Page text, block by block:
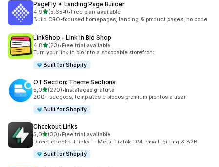
PageFly ✦ Landing Page Builder
4,9de 5 estrelas
(5.654)
5654 total de avaliações
•Free plan available
Build CRO-focused homepages, landing & product pages, no code
LinkShop ‑ Link in Bio Shop
4,8de 5 estrelas
(23)
23 total de avaliações
•Free trial available
Turn your link in bio into a shoppable storefront
Built for Shopify
OT Section: Theme Sections
5,0de 5 estrelas
(270)
270 total de avaliações
•Instalação gratuita
200+ secções, templates e blocos premium prontos a usar
Built for Shopify
Checkout Links
5,0de 5 estrelas
(30)
30 total de avaliações
•Free trial available
Direct checkout links — Meta, TikTok, DM, email, gifting & B2B
Built for Shopify